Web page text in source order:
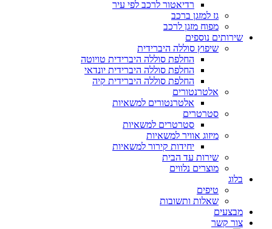
רדיאטור לרכב לפי עיר
גז למזגן ברכב
מפוח מזגן לרכב
שירותים נוספים
שיפוץ סוללה היברידית
החלפת סוללה היברידית טויוטה
החלפת סוללה היברידית יונדאי
החלפת סוללה היברידית קיה
אלטרנטורים
אלטרנטורים למשאיות
סטרטרים
סטרטרים למשאיות
מיזוג אוויר למשאיות
יחידות קירור למשאיות
שירות עד הבית
מוצרים נלווים
בלוג
טיפים
שאלות ותשובות
מבצעים
צור קשר